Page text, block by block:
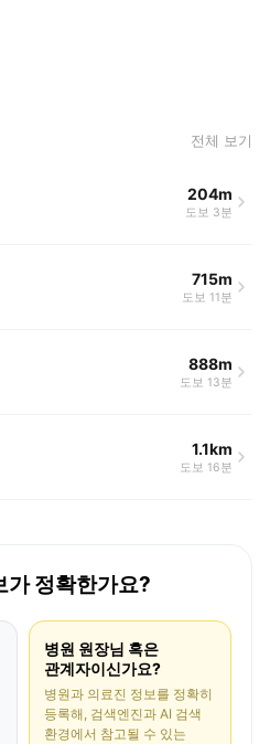
전체 보기
204m
도보 3분
715m
도보 11분
888m
도보 13분
1.1km
도보 16분
가 정확한가요?
병원 원장님 혹은
관계자이신가요?
병원과 의료진 정보를 정확히
등록해, 검색엔진과 AI 검색
환경에서 참고될 수 있는